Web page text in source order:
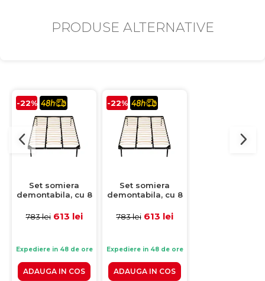
PRODUSE ALTERNATIVE
-22%
Set somiera
demontabila, cu 8
200x200 cm
783 lei 613 lei
Expediere in 48 de ore
ADAUGA IN COS
-22%
Set somiera
demontabila, cu 8
200x200 cm
783 lei 613 lei
Expediere in 48 de ore
ADAUGA IN COS